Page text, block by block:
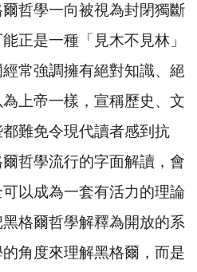
哲學一向被視為封閉獨斷
正是一種「見木不見林」
常強調擁有絕對知識、絕
上帝一樣，宣稱歷史、文
難免令現代讀者感到抗
哲學流行的字面解讀，會
以成為一套有活力的理論
格爾哲學解釋為開放的系
角度來理解黑格爾，而是